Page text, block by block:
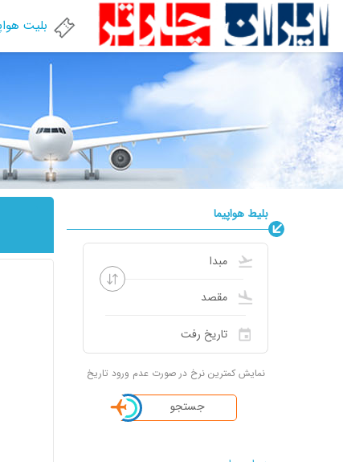
بلیت
بلیط هواپیما
نمایش کمترین نرخ در صورت عدم ورود تاریخ
جستجو